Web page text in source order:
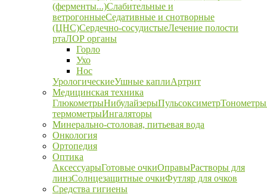
(ферменты...)Слабительные и
ветрогонныеСедативные и снотворные
(ЦНС)Сердечно-сосудистыеЛечение полости
ртаЛОР органы
Горло
Ухо
Нос
УрологическиеУшные каплиАртрит
Медицинская техника
ГлюкометрыНибулайзерыПульсоксиметрТонометры
термометрыИнгаляторы
Минерально-столовая, питьевая вода
Онкология
Ортопедия
Оптика
АксессуарыГотовые очкиОправыРастворы для
линзСолнцезащитные очкиФутляр для очков
Средства гигиены